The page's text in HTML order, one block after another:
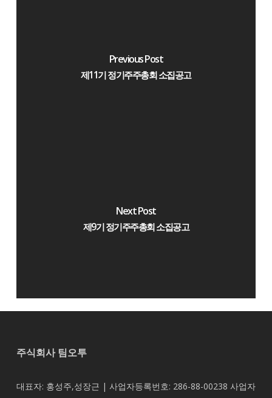
Previous Post
제11기 정기주주총회 소집공고
Next Post
제9기 정기주주총회 소집공고
주식회사 팀오투
대표자: 홍성주,성장근 | 사업자등록번호: 286-88-00238 사업자